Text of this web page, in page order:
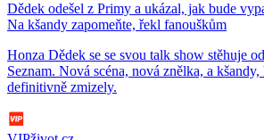
Dědek odešel z Primy a ukázal, jak bude
Na kšandy zapomeňte, řekl fanouškům
Honza Dědek se se svou talk show stěhuje
Seznam. Nová scéna, nová znělka, a
definitivně zmizely.